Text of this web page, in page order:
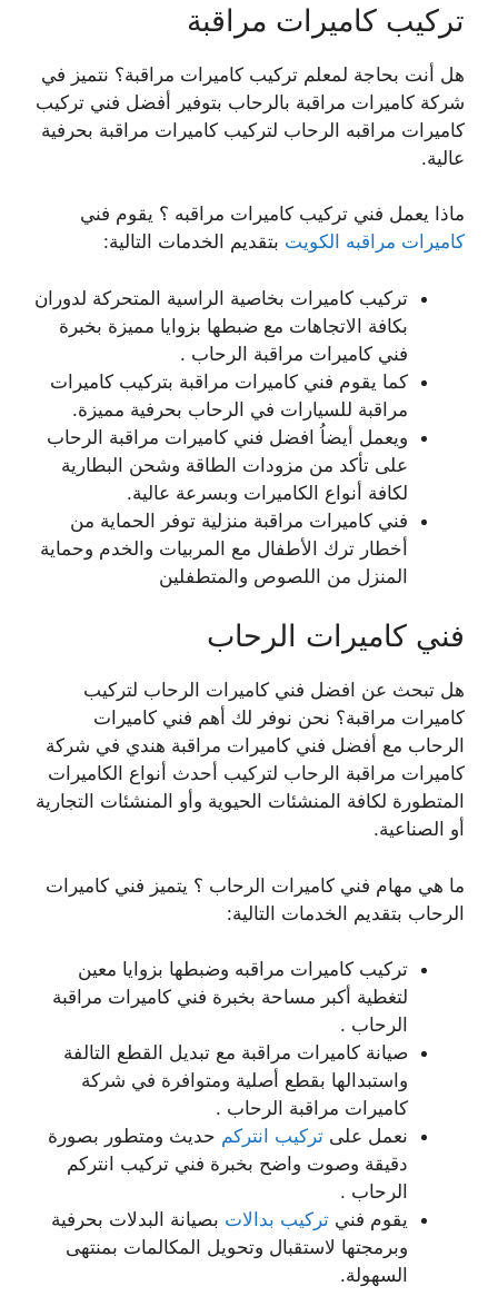
تركيب كاميرات مراقبة
هل أنت بحاجة لمعلم تركيب كاميرات مراقبة؟ نتميز في
شركة كاميرات مراقبة بالرحاب بتوفير أفضل فني تركيب
كاميرات مراقبه الرحاب لتركيب كاميرات مراقبة بحرفية
عالية.
ماذا يعمل فني تركيب كاميرات مراقبه ؟ يقوم فني
كاميرات مراقبه الكويت بتقديم الخدمات التالية:
تركيب كاميرات بخاصية الراسية المتحركة لدوران
بكافة الاتجاهات مع ضبطها بزوايا مميزة بخبرة
فني كاميرات مراقبة الرحاب .
كما يقوم فني كاميرات مراقبة بتركيب كاميرات
مراقبة للسيارات في الرحاب بحرفية مميزة.
ويعمل أيضاُ افضل فني كاميرات مراقبة الرحاب
على تأكد من مزودات الطاقة وشحن البطارية
لكافة أنواع الكاميرات وبسرعة عالية.
فني كاميرات مراقبة منزلية توفر الحماية من
أخطار ترك الأطفال مع المربيات والخدم وحماية
المنزل من اللصوص والمتطفلين
فني كاميرات الرحاب
هل تبحث عن افضل فني كاميرات الرحاب لتركيب
كاميرات مراقبة؟ نحن نوفر لك أهم فني كاميرات
الرحاب مع أفضل فني كاميرات مراقبة هندي في شركة
كاميرات مراقبة الرحاب لتركيب أحدث أنواع الكاميرات
المتطورة لكافة المنشئات الحيوية وأو المنشئات التجارية
أو الصناعية.
ما هي مهام فني كاميرات الرحاب ؟ يتميز فني كاميرات
الرحاب بتقديم الخدمات التالية:
تركيب كاميرات مراقبه وضبطها بزوايا معين
لتغطية أكبر مساحة بخبرة فني كاميرات مراقبة
الرحاب .
صيانة كاميرات مراقبة مع تبديل القطع التالفة
واستبدالها بقطع أصلية ومتوافرة في شركة
كاميرات مراقبة الرحاب .
نعمل على تركيب انتركم حديث ومتطور بصورة
دقيقة وصوت واضح بخبرة فني تركيب انتركم
الرحاب .
يقوم فني تركيب بدالات بصيانة البدلات بحرفية
وبرمجتها لاستقبال وتحويل المكالمات بمنتهى
السهولة.